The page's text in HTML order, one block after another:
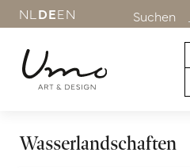
NL DEEN Suchen
Wasserlandschaften